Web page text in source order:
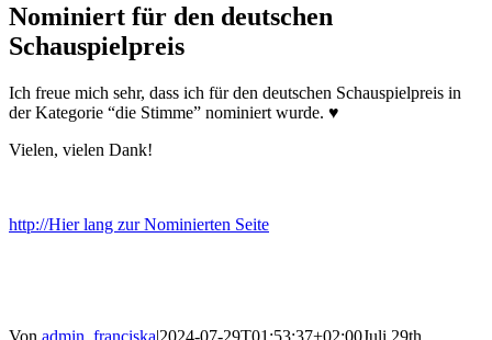
Nominiert für den deutschen
Schauspielpreis
Ich freue mich sehr, dass ich für den deutschen Schauspielpreis in
der Kategorie “die Stimme” nominiert wurde. ♥
Vielen, vielen Dank!
http://Hier lang zur Nominierten Seite
Von admin_franciska|2024-07-29T01:53:37+02:00Juli 29th,